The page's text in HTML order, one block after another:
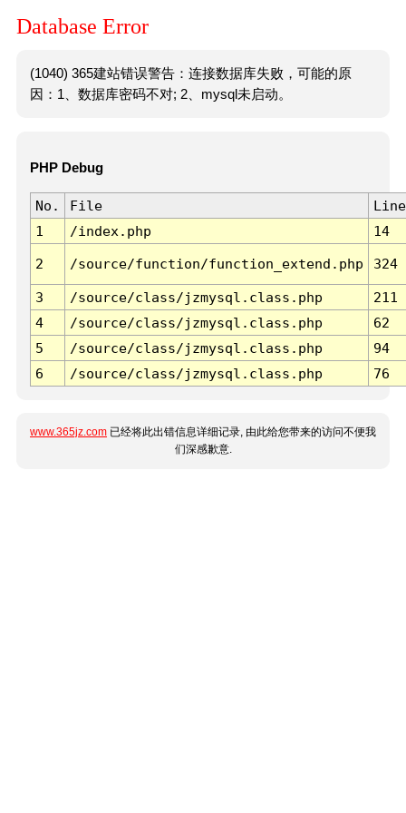
Database Error
(1040) 365建站错误警告：连接数据库失败，可能的原
因：1、数据库密码不对; 2、mysql未启动。
PHP Debug
No. File
Line
1
/index.php 14
2 /source/function/function_extend.php 324
3 /source/class/jzmysql.class.php
211
4
/source/class/jzmysql.class.php
62
5
/source/class/jzmysql.class.php
94
6
/source/class/jzmysql.class.php 76
www.365jz.com 已经将此出错信息详细记录, 由此给您带来的访问不便我
们深感歉意.